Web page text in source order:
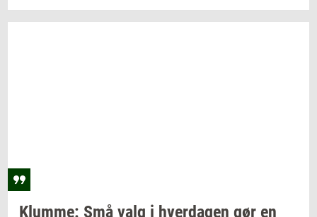
Klum­me: Små valg i hver­da­gen gør en